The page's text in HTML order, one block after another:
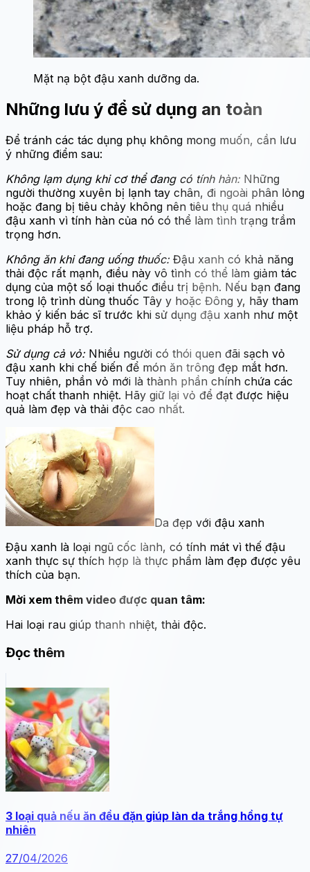
Mặt nạ bột đậu xanh dưỡng da.
Những lưu ý để sử dụng an toàn
Để tránh các tác dụng phụ không mong muốn, cần lưu
ý những điểm sau:
Không lạm dụng khi cơ thể đang có tính hàn:Những
người thường xuyên bị lạnh tay chân, đi ngoài phân lỏng
hoặc đang bị tiêu chảy không nên tiêu thụ quá nhiều
đậu xanh vì tính hàn của nó có thể làm tình trạng trầm
trọng hơn.
Không ăn khi đang uống thuốc: Đậu xanh có khả năng
thải độc rất mạnh, điều này vô tình có thể làm giảm tác
dụng của một số loại thuốc điều trị bệnh. Nếu bạn đang
trong lộ trình dùng thuốc Tây y hoặc Đông y, hãy tham
khảo ý kiến bác sĩ trước khi sử dụng đậu xanh như một
liệu pháp hỗ trợ.
Sử dụng cả vỏ: Nhiều người có thói quen đãi sạch vỏ
đậu xanh khi chế biến để món ăn trông đẹp mắt hơn.
Tuy nhiên, phần vỏ mới là thành phần chính chứa các
hoạt chất thanh nhiệt. Hãy giữ lại vỏ để đạt được hiệu
quả làm đẹp và thải độc cao nhất.
Da đẹp với đậu xanh
Đậu xanh là loại ngũ cốc lành, có tính mát vì thế đậu
xanh thực sự thích hợp là thực phẩm làm đẹp được yêu
thích của bạn.
Mời xem thêm video được quan tâm:
Hai loại rau giúp thanh nhiệt, thải độc.
Đọc thêm
3 loại quả nếu ăn đều đặn giúp làn da trắng hồng tự
nhiên
27/04/2026